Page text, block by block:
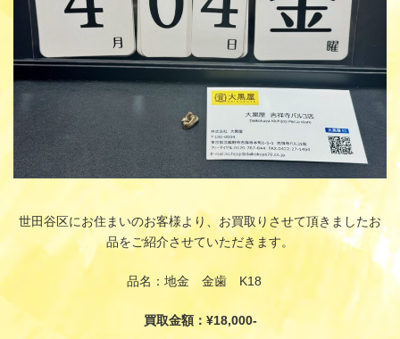
世田谷区にお住まいのお客様より、お買取りさせて頂きましたお
品をご紹介させていただきます。
品名：地金 金歯 K18
買取金額：¥18,000-